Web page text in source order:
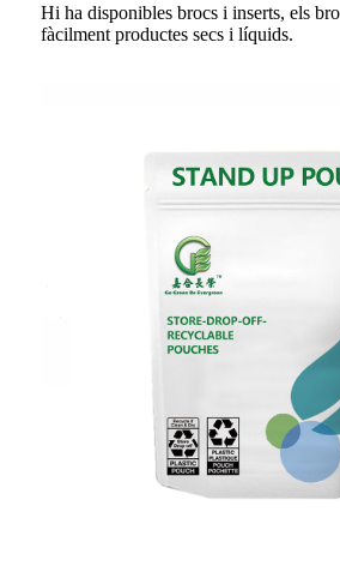
Hi ha disponibles brocs i inserts, els
fàcilment productes secs i líquids.